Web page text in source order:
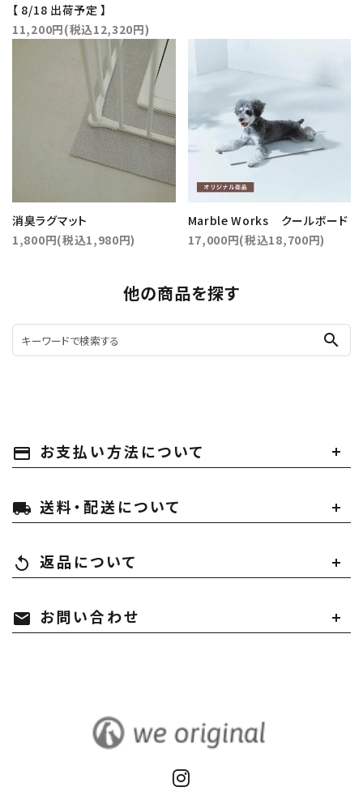
【 8/18 出荷予定 】
11,200円(税込12,320円)
消臭ラグマット
1,800円(税込1,980円)
Marble Works クールボード
17,000円(税込18,700円)
他の商品を探す
search
payment お支払い方法について
local_shipping 送料・配送について
replay 返品について
mail お問い合わせ